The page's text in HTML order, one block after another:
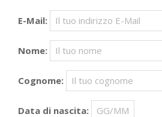
E-Mail:
Nome:
Cognome:
Data di nascita: